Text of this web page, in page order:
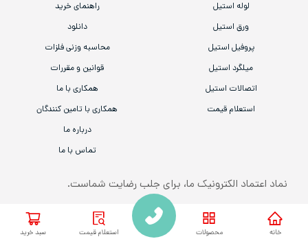
خانه محصولات استعلام قیمت سبد خرید
لوله استیل
ورق استیل
پروفیل استیل
میلگرد استیل
اتصالات استیل
استعلام قیمت
راهنمای خرید
دانلود
محاسبه وزنی فلزات
قوانین و مقررات
همکاری با ما
همکاری با تامین کنندگان
درباره ما
تماس با ما
نماد اعتماد الکترونیک ما، برای جلب رضایت شماست.
همه‌ی حقوق مادی و معنوی این وب‌سایت به «شرکت گام استیل صنعت قشم» تعلق